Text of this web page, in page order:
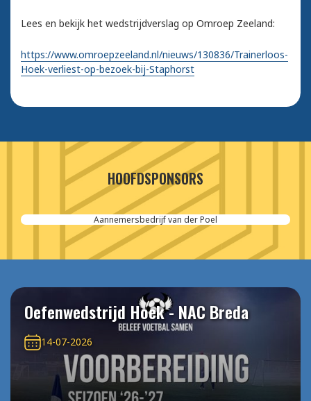
Lees en bekijk het wedstrijdverslag op Omroep Zeeland:
https://www.omroepzeeland.nl/nieuws/130836/Trainerloos-
Hoek-verliest-op-bezoek-bij-Staphorst
HOOFDSPONSORS
Aannemersbedrijf van der Poel
Oefenwedstrijd Hoek - NAC Breda
14-07-2026